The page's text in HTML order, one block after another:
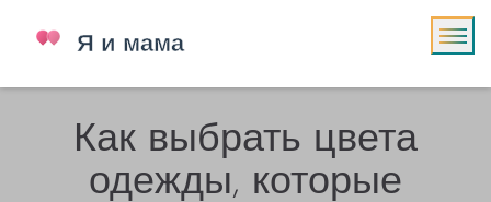
Как выбрать цвета
одежды, которые